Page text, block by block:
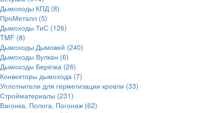
Дымоходы КПД (8)
ПроМеталл (5)
Дымоходы ТиС (126)
TMF (8)
Дымоходы Дымовей (240)
Дымоходы Вулкан (6)
Дымоходы Берёзка (26)
Конвекторы дымохода (7)
Уплотнители для герметизации кровли (33)
Стройматериалы (231)
Вагонка, Полога, Погонаж (62)